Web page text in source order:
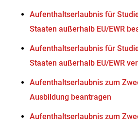
Aufenthaltserlaubnis für
Staaten außerhalb EU/EWR
Aufenthaltserlaubnis für
Staaten außerhalb EU/EWR
Aufenthaltserlaubnis zum
Ausbildung beantragen
Aufenthaltserlaubnis zum